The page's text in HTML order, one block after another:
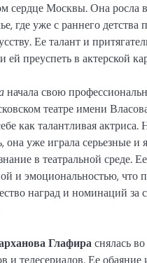
сердце Москвы. Она росла в
где уже с раннего детства
Ее талант и
преуспеть в актерской
начала свою
театре имени
как талантливая актриса.
она уже играла серьезные и
в театральной среде.
и эмоциональностью, что
наград и номинаций за
Глафираснялась во